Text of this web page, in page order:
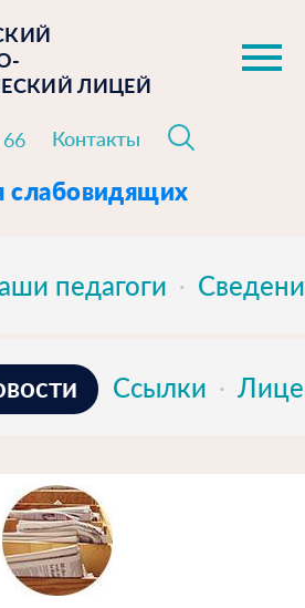
ЛИЦЕЙ
Контакты
слабовидящих
педагоги
Ссылки